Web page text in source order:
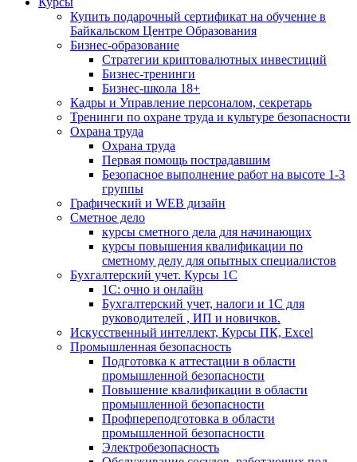
Купить подарочный сертификат на обучение в
Байкальском Центре Образования
Бизнес-образование
Стратегии криптовалютных инвестиций
Бизнес-тренинги
Бизнес-школа 18+
Кадры и Управление персоналом, секретарь
Тренинги по охране труда и культуре безопасности
Охрана труда
Охрана труда
Первая помощь пострадавшим
Безопасное выполнение работ на высоте 1-3
группы
Графический и WEB дизайн
Сметное дело
курсы сметного дела для начинающих
курсы повышения квалификации по
сметному делу для опытных специалистов
Бухгалтерский учет. Курсы 1С
1С: очно и онлайн
Бухгалтерский учет, налоги и 1С для
руководителей , ИП и новичков.
Искусственный интеллект, Курсы ПК, Excel
Промышленная безопасность
Подготовка к аттестации в области
промышленной безопасности
Повышение квалификации в области
промышленной безопасности
Профпереподготовка в области
промышленной безопасности
Электробезопасность